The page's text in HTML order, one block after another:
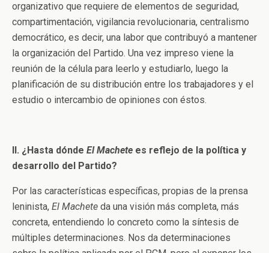
organizativo que requiere de elementos de seguridad,
compartimentación, vigilancia revolucionaria, centralismo
democrático, es decir, una labor que contribuyó a mantener
la organización del Partido. Una vez impreso viene la
reunión de la célula para leerlo y estudiarlo, luego la
planificación de su distribución entre los trabajadores y el
estudio o intercambio de opiniones con éstos.
II. ¿Hasta dónde El Machete es reflejo de la política y
desarrollo del Partido?
Por las características específicas, propias de la prensa
leninista, El Machete da una visión más completa, más
concreta, entendiendo lo concreto como la síntesis de
múltiples determinaciones. Nos da determinaciones